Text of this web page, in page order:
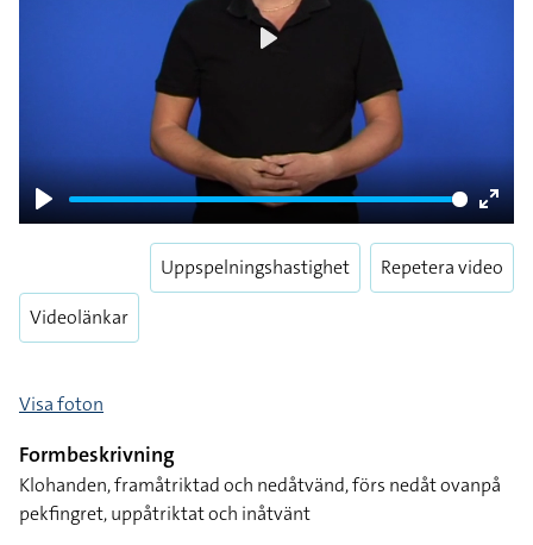
Play
Enter
Videolänkar
Uppspelningshastighet Repetera video
Visa foton
Formbeskrivning
Klohanden, framåtriktad och nedåtvänd, förs nedåt ovanpå
pekfingret, uppåtriktat och inåtvänt